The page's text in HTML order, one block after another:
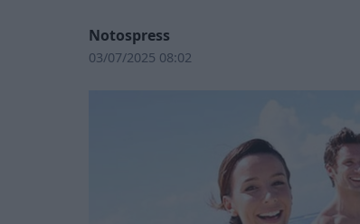
Notospress
03/07/2025 08:02